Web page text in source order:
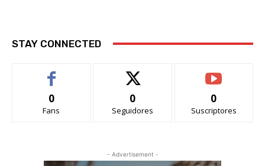
STAY CONNECTED
0
Fans
0
Seguidores
0
Suscriptores
- Advertisement -